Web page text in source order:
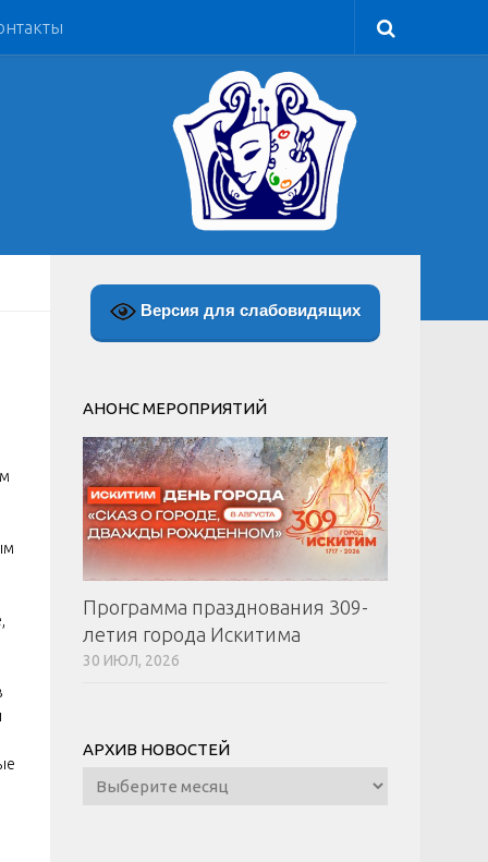
Версия для слабовидящих
АНОНС МЕРОПРИЯТИЙ
Программа празднования 309-
летия города Искитима
30 ИЮЛ, 2026
АРХИВ НОВОСТЕЙ
Архив
новостей